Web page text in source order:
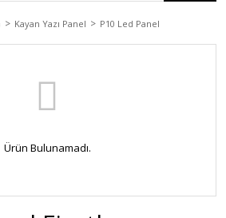
Kayan Yazı Panel P10 Led Panel
Ürün Bulunamadı.